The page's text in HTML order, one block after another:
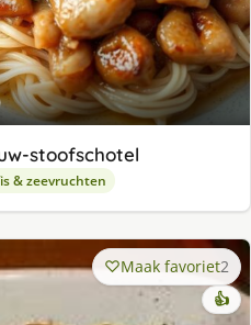
stoofschotel
& zeevruchten
Maak favoriet2
👍